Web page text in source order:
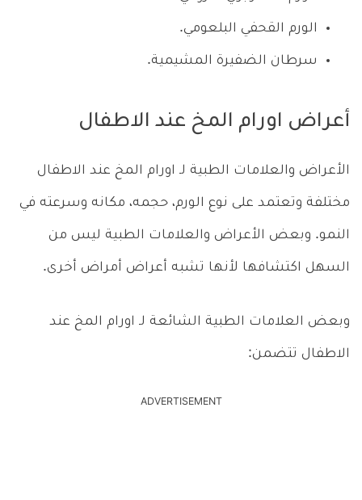
الورم القحفي البلعومي.
سرطان الضفيرة المشيمية.
أعراض اورام المخ عند الاطفال
الأعراض والعلامات الطبية لـ اورام المخ عند الاطفال
مختلفة وتعتمد على نوع الورم، حجمه، مكانه وسرعته في
النمو. وبعض الأعراض والعلامات الطبية ليس من
السهل اكتشافها لأنها تشبه أعراض أمراض أخرى.
وبعض العلامات الطبية الشائعة لـ اورام المخ عند
الاطفال تتضمن:
ADVERTISEMENT